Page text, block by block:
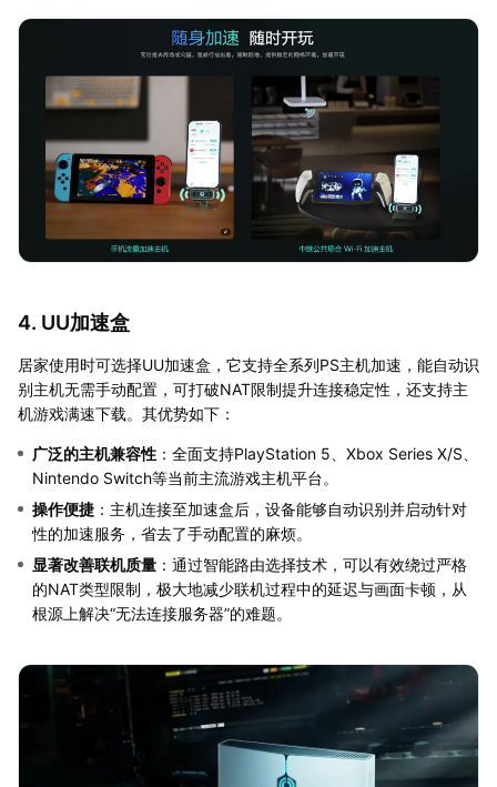
4. UU加速盒
居家使用时可选择UU加速盒，它支持全系列PS主机加速，能自动识
别主机无需手动配置，可打破NAT限制提升连接稳定性，还支持主
机游戏满速下载。其优势如下：
广泛的主机兼容性 ：全面支持PlayStation 5、Xbox Series X/S、
Nintendo Switch等当前主流游戏主机平台。
操作便捷 ：主机连接至加速盒后，设备能够自动识别并启动针对
性的加速服务，省去了手动配置的麻烦。
显著改善联机质量 ：通过智能路由选择技术，可以有效绕过严格
的NAT类型限制，极大地减少联机过程中的延迟与画面卡顿，从
根源上解决“无法连接服务器”的难题。